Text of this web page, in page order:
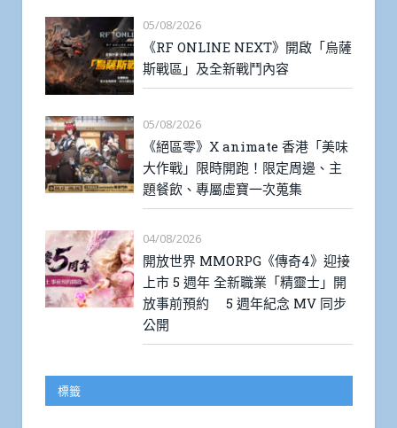
05/08/2026
《RF ONLINE NEXT》開啟「烏薩
斯戰區」及全新戰鬥內容
05/08/2026
《絕區零》X animate 香港「美味
大作戰」限時開跑！限定周邊、主
題餐飲、專屬虛寶一次蒐集
04/08/2026
開放世界 MMORPG《傳奇4》迎接
上市 5 週年 全新職業「精靈士」開
放事前預約 5 週年紀念 MV 同步
公開
標籤